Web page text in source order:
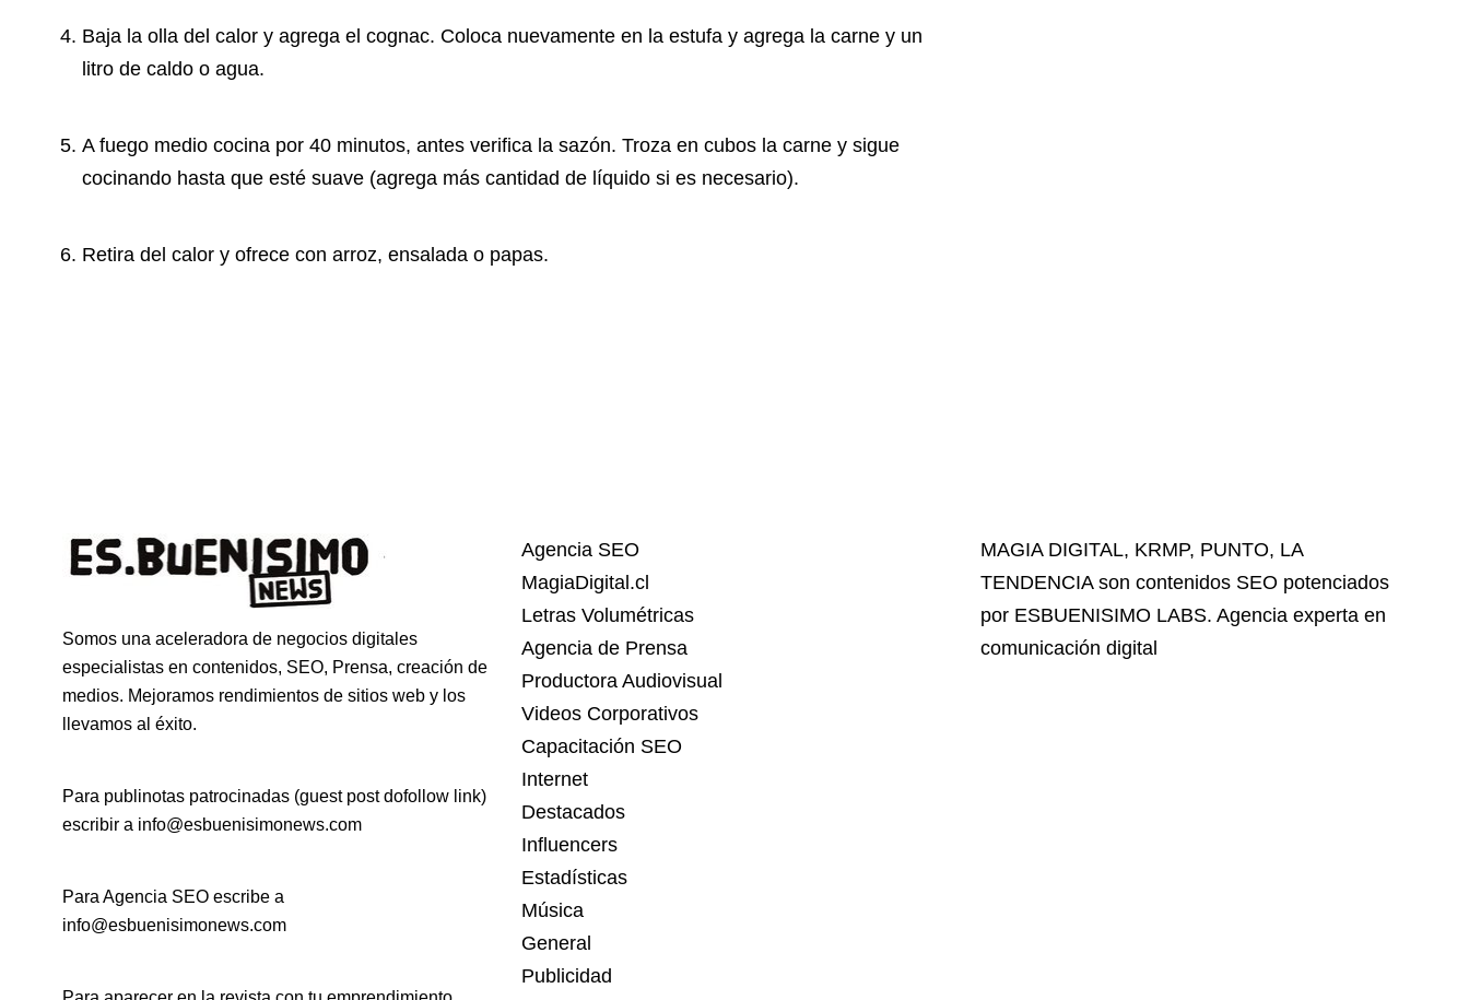
Baja la olla del calor y agrega el cognac. Coloca nuevamente en la estufa y agrega la carne y un
litro de caldo o agua.
A fuego medio cocina por 40 minutos, antes verifica la sazón. Troza en cubos la carne y sigue
cocinando hasta que esté suave (agrega más cantidad de líquido si es necesario).
Retira del calor y ofrece con arroz, ensalada o papas.
Somos una aceleradora de negocios digitales
especialistas en contenidos, SEO, Prensa, creación de
medios. Mejoramos rendimientos de sitios web y los
llevamos al éxito.
Para publinotas patrocinadas (guest post dofollow link)
escribir a info@esbuenisimonews.com
Para Agencia SEO escribe a
info@esbuenisimonews.com
Agencia SEO
MagiaDigital.cl
Letras Volumétricas
Agencia de Prensa
Productora Audiovisual
Videos Corporativos
Capacitación SEO
Internet
Destacados
Influencers
Estadísticas
Música
General
Publicidad
MAGIA DIGITAL, KRMP, PUNTO, LA
TENDENCIAson contenidos SEO potenciados
por ESBUENISIMO LABS. Agencia experta en
comunicación digital